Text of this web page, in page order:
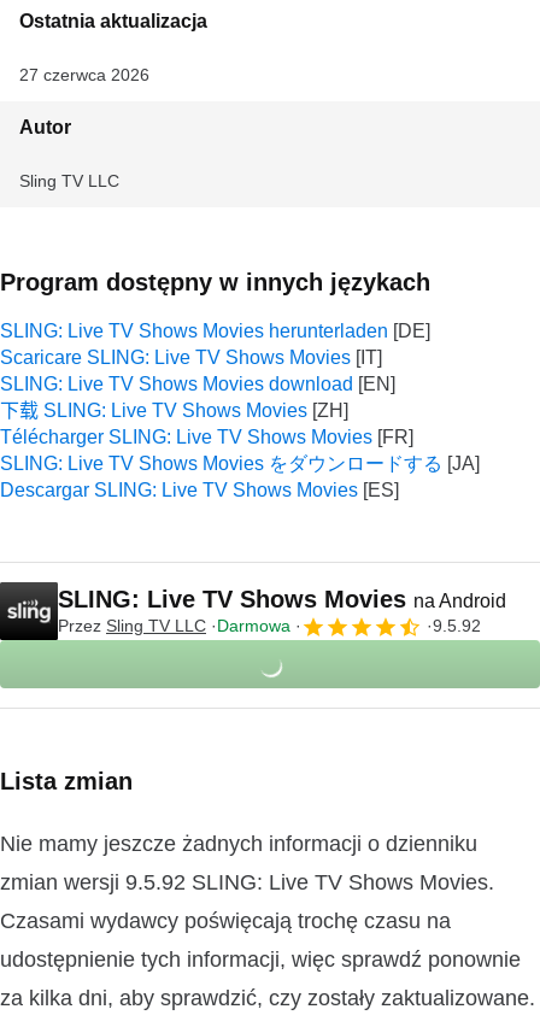
Ostatnia aktualizacja
27 czerwca 2026
Autor
Sling TV LLC
Program dostępny w innych językach
SLING: Live TV Shows Movies herunterladen
Scaricare SLING: Live TV Shows Movies
SLING: Live TV Shows Movies download
下载 SLING: Live TV Shows Movies
Télécharger SLING: Live TV Shows Movies
SLING: Live TV Shows Movies をダウンロードする
Descargar SLING: Live TV Shows Movies
SLING: Live TV Shows Movies na Android
Przez Sling TV LLC Darmowa 9.5.92
Lista zmian
Nie mamy jeszcze żadnych informacji o dzienniku
zmian wersji 9.5.92 SLING: Live TV Shows Movies.
Czasami wydawcy poświęcają trochę czasu na
udostępnienie tych informacji, więc sprawdź ponownie
za kilka dni, aby sprawdzić, czy zostały zaktualizowane.